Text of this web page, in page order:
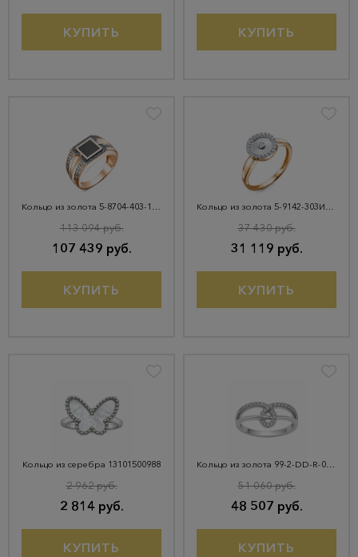
КУПИТЬ КУПИТЬ
Кольцо из золота 5-8704-403-1К-ОнкЧМ1
107 439 руб.
113 094 руб.
КУПИТЬ
Кольцо из золота 5-9142-303И4-1КБ
31 119 руб.
37 430 руб.
КУПИТЬ
Кольцо из серебра 13101500988
2 814 руб.
2 962 руб.
КУПИТЬ
Кольцо из золота 99-2-DD-R-011726
48 507 руб.
51 060 руб.
КУПИТЬ